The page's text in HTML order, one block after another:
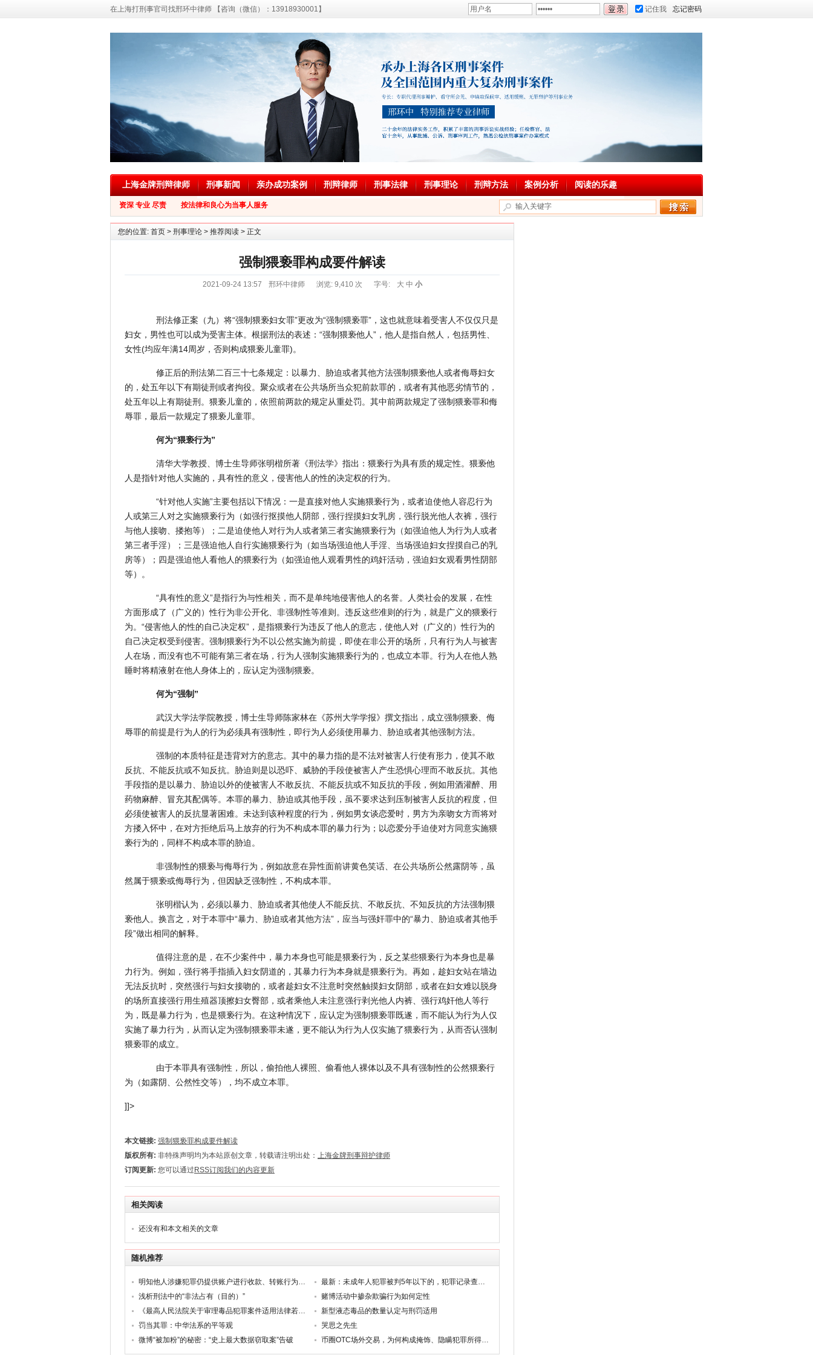
在上海打刑事官司找邢环中律师 【咨询（微信）：13918930001】 记住我 忘记密码
上海金牌刑辩律师 刑事新闻 亲办成功案例 刑辩律师 刑事法律 刑事理论 刑辩方法 案例分析 阅读的乐趣
资深 专业 尽责 按法律和良心为当事人服务
您的位置: 首页 > 刑事理论 > 推荐阅读 > 正文
强制猥亵罪构成要件解读
2021-09-24 13:57 邢环中律师 浏览: 9,410 次 字号: 大 中 小
刑法修正案（九）将“强制猥亵妇女罪”更改为“强制猥亵罪”，这也就意味着受害人不仅仅只是
妇女，男性也可以成为受害主体。根据刑法的表述：“强制猥亵他人”，他人是指自然人，包括男性、
女性(均应年满14周岁，否则构成猥亵儿童罪)。
修正后的刑法第二百三十七条规定：以暴力、胁迫或者其他方法强制猥亵他人或者侮辱妇女
的，处五年以下有期徒刑或者拘役。聚众或者在公共场所当众犯前款罪的，或者有其他恶劣情节的，
处五年以上有期徒刑。猥亵儿童的，依照前两款的规定从重处罚。其中前两款规定了强制猥亵罪和侮
辱罪，最后一款规定了猥亵儿童罪。
何为“猥亵行为”
清华大学教授、博士生导师张明楷所著《刑法学》指出：猥亵行为具有质的规定性。猥亵他
人是指针对他人实施的，具有性的意义，侵害他人的性的决定权的行为。
“针对他人实施”主要包括以下情况：一是直接对他人实施猥亵行为，或者迫使他人容忍行为
人或第三人对之实施猥亵行为（如强行抠摸他人阴部，强行捏摸妇女乳房，强行脱光他人衣裤，强行
与他人接吻、搂抱等）；二是迫使他人对行为人或者第三者实施猥亵行为（如强迫他人为行为人或者
第三者手淫）；三是强迫他人自行实施猥亵行为（如当场强迫他人手淫、当场强迫妇女捏摸自己的乳
房等）；四是强迫他人看他人的猥亵行为（如强迫他人观看男性的鸡奸活动，强迫妇女观看男性阴部
等）。
“具有性的意义”是指行为与性相关，而不是单纯地侵害他人的名誉。人类社会的发展，在性
方面形成了（广义的）性行为非公开化、非强制性等准则。违反这些准则的行为，就是广义的猥亵行
为。“侵害他人的性的自己决定权”，是指猥亵行为违反了他人的意志，使他人对（广义的）性行为的
自己决定权受到侵害。强制猥亵行为不以公然实施为前提，即使在非公开的场所，只有行为人与被害
人在场，而没有也不可能有第三者在场，行为人强制实施猥亵行为的，也成立本罪。行为人在他人熟
睡时将精液射在他人身体上的，应认定为强制猥亵。
何为“强制”
武汉大学法学院教授，博士生导师陈家林在《苏州大学学报》撰文指出，成立强制猥亵、侮
辱罪的前提是行为人的行为必须具有强制性，即行为人必须使用暴力、胁迫或者其他强制方法。
强制的本质特征是违背对方的意志。其中的暴力指的是不法对被害人行使有形力，使其不敢
反抗、不能反抗或不知反抗。胁迫则是以恐吓、威胁的手段使被害人产生恐惧心理而不敢反抗。其他
手段指的是以暴力、胁迫以外的使被害人不敢反抗、不能反抗或不知反抗的手段，例如用酒灌醉、用
药物麻醉、冒充其配偶等。本罪的暴力、胁迫或其他手段，虽不要求达到压制被害人反抗的程度，但
必须使被害人的反抗显著困难。未达到该种程度的行为，例如男女谈恋爱时，男方为亲吻女方而将对
方搂入怀中，在对方拒绝后马上放弃的行为不构成本罪的暴力行为；以恋爱分手迫使对方同意实施猥
亵行为的，同样不构成本罪的胁迫。
非强制性的猥亵与侮辱行为，例如故意在异性面前讲黄色笑话、在公共场所公然露阴等，虽
然属于猥亵或侮辱行为，但因缺乏强制性，不构成本罪。
张明楷认为，必须以暴力、胁迫或者其他使人不能反抗、不敢反抗、不知反抗的方法强制猥
亵他人。换言之，对于本罪中“暴力、胁迫或者其他方法”，应当与强奸罪中的“暴力、胁迫或者其他手
段”做出相同的解释。
值得注意的是，在不少案件中，暴力本身也可能是猥亵行为，反之某些猥亵行为本身也是暴
力行为。例如，强行将手指插入妇女阴道的，其暴力行为本身就是猥亵行为。再如，趁妇女站在墙边
无法反抗时，突然强行与妇女接吻的，或者趁妇女不注意时突然触摸妇女阴部，或者在妇女难以脱身
的场所直接强行用生殖器顶擦妇女臀部，或者乘他人未注意强行剥光他人内裤、强行鸡奸他人等行
为，既是暴力行为，也是猥亵行为。在这种情况下，应认定为强制猥亵罪既遂，而不能认为行为人仅
实施了暴力行为，从而认定为强制猥亵罪未遂，更不能认为行为人仅实施了猥亵行为，从而否认强制
猥亵罪的成立。
由于本罪具有强制性，所以，偷拍他人裸照、偷看他人裸体以及不具有强制性的公然猥亵行
为（如露阴、公然性交等），均不成立本罪。
]]>
本文链接: 强制猥亵罪构成要件解读
版权所有: 非特殊声明均为本站原创文章，转载请注明出处： 上海金牌刑事辩护律师
订阅更新: 您可以通过 RSS订阅我们的内容更新
相关阅读
还没有和本文相关的文章
随机推荐
明知他人涉嫌犯罪仍提供账户进行收款、转账行为的认定
最新：未成年人犯罪被判5年以下的，犯罪记录查询为无，入伍就业免报告
浅析刑法中的“非法占有（目的）”
赌博活动中掺杂欺骗行为如何定性
《最高人民法院关于审理毒品犯罪案件适用法律若干问题的解释》的理解与适用
新型液态毒品的数量认定与刑罚适用
罚当其罪：中华法系的平等观
哭思之先生
微博“被加粉”的秘密：“史上最大数据窃取案”告破
币圈OTC场外交易，为何构成掩饰、隐瞒犯罪所得罪？